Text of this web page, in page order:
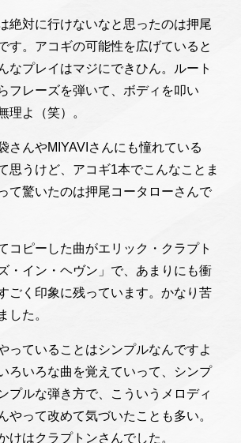
絶対に行けないなと思ったのは押尾
す。アコギの可能性を広げていると
なプレイはマジにできひん。ルート
フレーズを弾いて、ボディを叩い
理よ（笑）。
さんやMIYAVIさんにも憧れている
思うけど、アコギ1本でこんなことま
て驚いたのは押尾コータローさんで
コピーした曲がエリック・クラプト
・イン・ヘヴン」で、あまりにも衝
ごく印象に残っています。かなり苦
した。
っていることはシンプルなんですよ
ろいろな曲を覚えていって、シンプ
プルな弾き方で、こういうメロディ
やって改めて気づいたことも多い。
けはクラプトンさんでした。